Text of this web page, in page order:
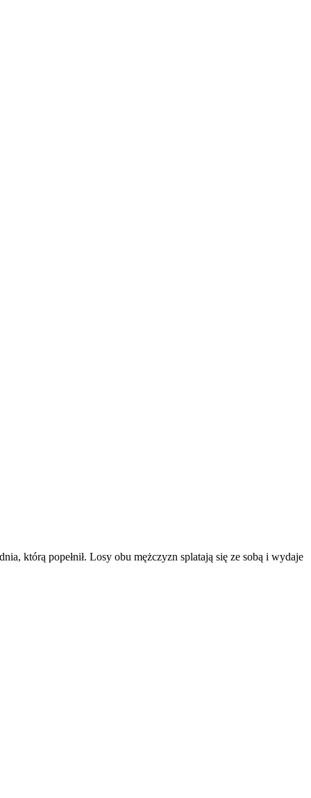
którą popełnił. Losy obu mężczyzn splatają się ze sobą i wydaje